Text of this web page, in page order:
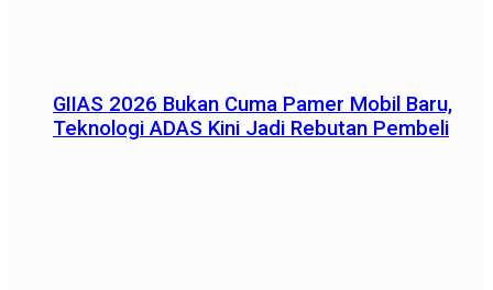
GIIAS 2026 Bukan Cuma Pamer Mobil Baru,
Teknologi ADAS Kini Jadi Rebutan Pembeli